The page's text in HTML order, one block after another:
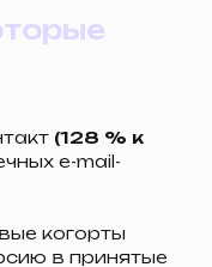
(128 % к
e-mail-
когорты
в принятые